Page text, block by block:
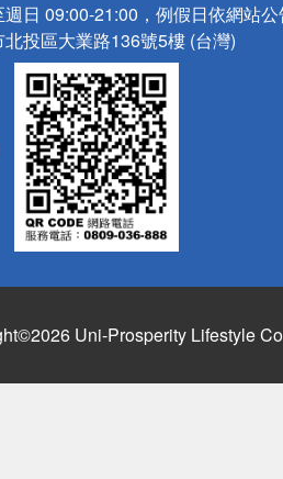
週日 09:00-21:00，例假日依網站
北投區大業路136號5樓 (台灣)
Uni-Prosperity Lifestyle